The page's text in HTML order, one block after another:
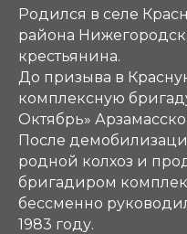
Родился в селе
района
крестьянина.
До призыва в
комплексную
Октябрь»
После
родной колхоз и
бригадиром
бессменно
1983 году.